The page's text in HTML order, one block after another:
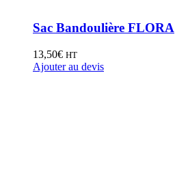
Sac Bandoulière FLORA
13,50€ HT
Ajouter au devis